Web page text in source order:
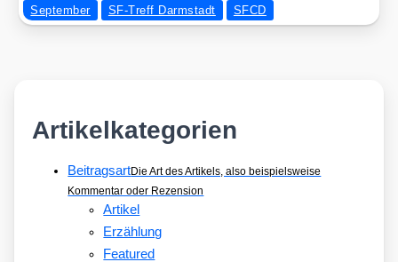
September
SF-Treff Darmstadt SFCD
Artikelkategorien
BeitragsartDie Art des Artikels, also beispielsweise
Kommentar oder Rezension
Artikel
Erzählung
Featured